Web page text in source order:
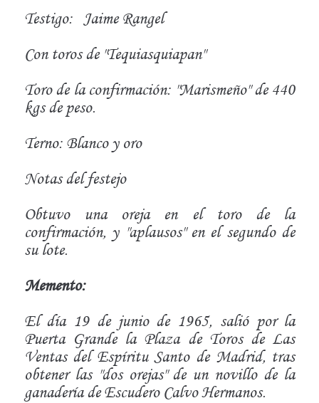
Testigo:
Jaime Rangel
Con toros de "Tequiasquiapan"
Toro de la confirmación: "Marismeño" de 440
kgs de peso.
Terno: Blanco y oro
Notas del festejo
Obtuvo una oreja en el toro de la
confirmación, y "aplausos" en el segundo de
su lote.
Memento:
El día 19 de junio de 1965, salió por la
Puerta Grande la Plaza de Toros de Las
Ventas del Espíritu Santo de Madrid, tras
obtener las "dos orejas" de un novillo de la
ganadería de Escudero Calvo Hermanos.